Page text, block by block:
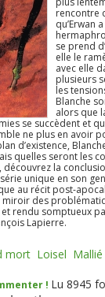
rencontre
qu’Erwan
se prend
elle le
avec elle
plusieurs
les
Blanche
alors que
se succèdent et
ne plus en avoir
d’existence,
quelles seront les
découvrez la
unique en son
au récit post-
miroir des
rendu somptueux
Lapierre.
mort Loisel Mallié
! Lu 8945